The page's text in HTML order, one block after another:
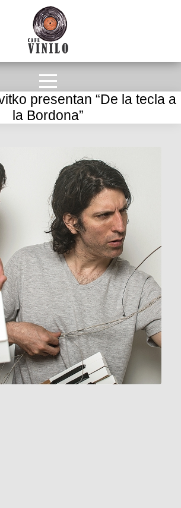
presentan “De la tecla a
la Bordona”